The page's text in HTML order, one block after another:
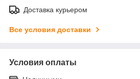
Доставка курьером
Все условия доставки
Условия оплаты